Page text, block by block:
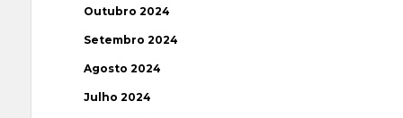
Outubro 2024
Setembro 2024
Agosto 2024
Julho 2024